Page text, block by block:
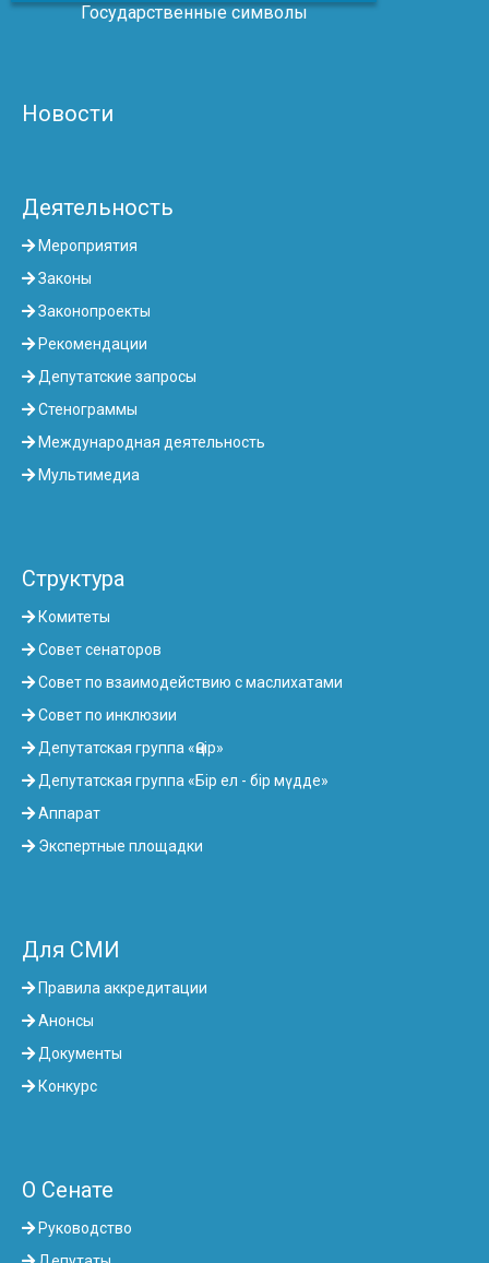
Государственные символы
Новости
Деятельность
Мероприятия
Законы
Законопроекты
Рекомендации
Депутатские запросы
Стенограммы
Международная деятельность
Мультимедиа
Структура
Комитеты
Совет сенаторов
Совет по взаимодействию с маслихатами
Совет по инклюзии
Депутатская группа «Өңір»
Депутатская группа «Бір ел - бір мүдде»
Аппарат
Экспертные площадки
Для СМИ
Правила аккредитации
Анонсы
Документы
Конкурс
О Сенате
Руководство